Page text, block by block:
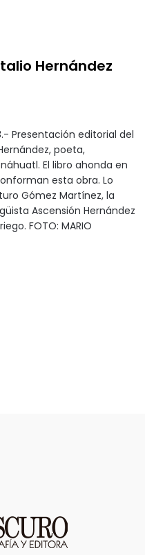
Hernández
Presentación editorial del
poeta,
El libro ahonda en
esta obra. Lo
Gómez Martínez, la
Ascensión Hernández
FOTO: MARIO